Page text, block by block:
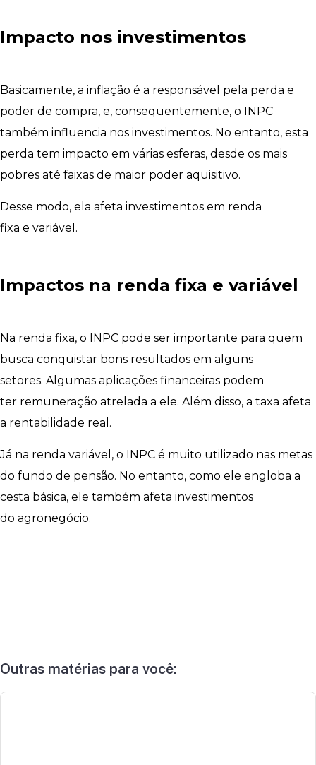
Impacto nos investimentos
Basicamente, a inflação é a responsável pela perda e
poder de compra, e, consequentemente, o INPC
também influencia nos investimentos. No entanto, esta
perda tem impacto em várias esferas, desde os mais
pobres até faixas de maior poder aquisitivo.
Desse modo, ela afeta investimentos em renda
fixa e variável.
Impactos na renda fixa e variável
Na renda fixa, o INPC pode ser importante para quem
busca conquistar bons resultados em alguns
setores. Algumas aplicações financeiras podem
ter remuneração atrelada a ele. Além disso, a taxa afeta
a rentabilidade real.
Já na renda variável, o INPC é muito utilizado nas metas
do fundo de pensão. No entanto, como ele engloba a
cesta básica, ele também afeta investimentos
do agronegócio.
Outras matérias para você: